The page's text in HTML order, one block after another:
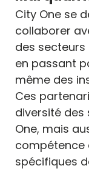
City One se
collaborer
des
en passant
même des
Ces
diversité des
One, mais
compétence
spécifiques